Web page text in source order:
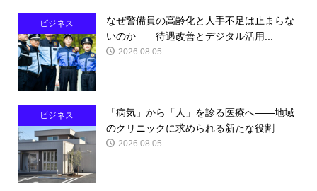
ビジネス
なぜ警備員の高齢化と人手不足は止まらな
いのか――待遇改善とデジタル活用...
2026.08.05
ビジネス
「病気」から「人」を診る医療へ――地域
のクリニックに求められる新たな役割
2026.08.05